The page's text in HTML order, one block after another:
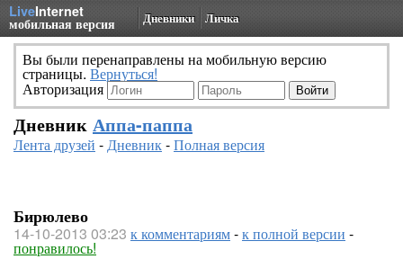
LiveInternet
мобильная версия Дневники Личка
Вы были перенаправлены на мобильную версию
страницы. Вернуться!
Авторизация
Дневник Аппа-паппа
Лента друзей -Дневник-Полная версия
Бирюлево
14-10-2013 03:23 к комментариям-к полной версии -
понравилось!